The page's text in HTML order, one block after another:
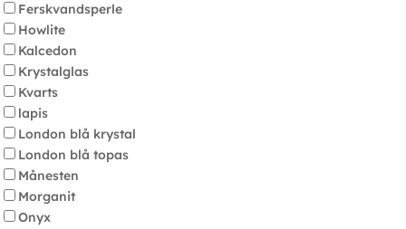
Ferskvandsperle
Howlite
Kalcedon
Krystalglas
Kvarts
lapis
London blå krystal
London blå topas
Månesten
Morganit
Onyx